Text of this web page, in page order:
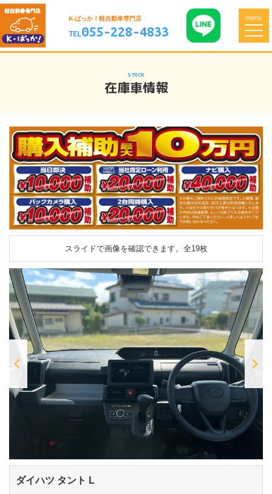
K-ばっか！軽自動車専門店
TEL055-228-4833
menu
STOCK
在庫車情報
ダイハツ タント L
スライドで画像を確認できます。 全19枚